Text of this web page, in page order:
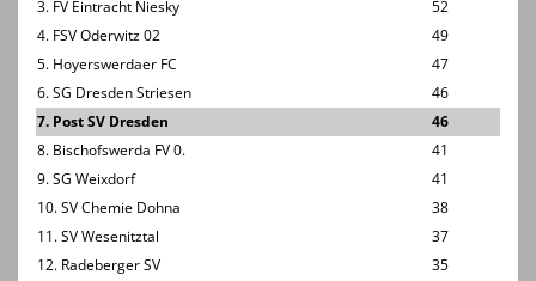
3. FV Eintracht Niesky
52
4. FSV Oderwitz 02
49
5. Hoyerswerdaer FC
47
6. SG Dresden Striesen
46
7. Post SV Dresden
46
8. Bischofswerda FV 0.
41
9. SG Weixdorf
41
10. SV Chemie Dohna
38
11. SV Wesenitztal
37
12. Radeberger SV
35